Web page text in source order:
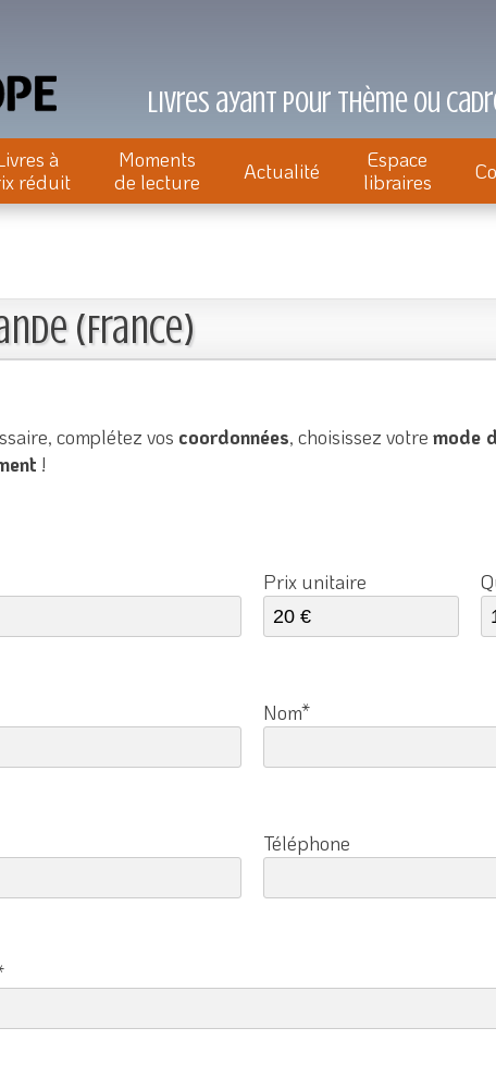
Livres ayant pour thème ou
à
réduit
Moments
de lecture
Actualité
Espace
libraires
(France)
complétez vos coordonnées, choisissez votre mode
!
Prix unitaire
Nom*
Téléphone